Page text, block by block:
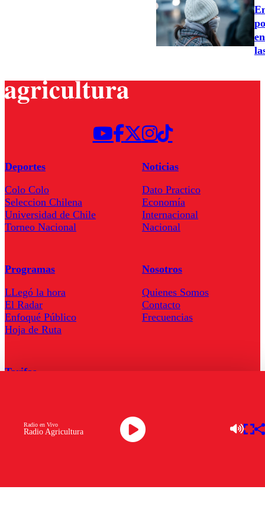
Radio Agricultura
Radio en Vivo
Deportes
Colo Colo
Seleccion Chilena
Universidad de Chile
Torneo Nacional
Noticias
Dato Practico
Economía
Internacional
Nacional
Programas
LLegó la hora
El Radar
Enfoqué Público
Hoja de Ruta
Nosotros
Quienes Somos
Contacto
Frecuencias
Tarifas
Descarga la APP